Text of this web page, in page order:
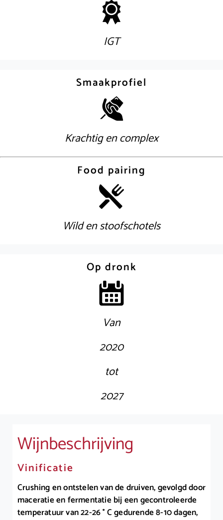
IGT
Smaakprofiel
Krachtig en complex
Food pairing
Wild en stoofschotels
Op dronk
Van
2020
tot
2027
Wijnbeschrijving
Vinificatie
Crushing en ontstelen van de druiven, gevolgd door
maceratie en fermentatie bij een gecontroleerde
temperatuur van 22-26 ° C gedurende 8-10 dagen,